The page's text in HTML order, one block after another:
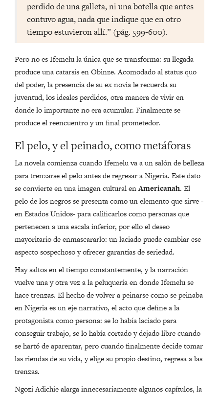
perdido de una galleta, ni una botella que antes
contuvo agua, nada que indique que en otro
tiempo estuvieron allí.” (pág. 599-600).
Pero no es Ifemelu la única que se transforma: su llegada
produce una catarsis en Obinze. Acomodado al status quo
del poder, la presencia de su ex novia le recuerda su
juventud, los ideales perdidos, otra manera de vivir en
donde lo importante no era acumular. Finalmente se
produce el reencuentro y un final prometedor.
El pelo, y el peinado, como metáforas
La novela comienza cuando Ifemelu va a un salón de belleza
para trenzarse el pelo antes de regresar a Nigeria. Este dato
se convierte en una imagen cultural enAmericanah. El
pelo de los negros se presenta como un elemento que sirve -
en Estados Unidos- para calificarlos como personas que
pertenecen a una escala inferior, por ello el deseo
mayoritario de enmascararlo: un laciado puede cambiar ese
aspecto sospechoso y ofrecer garantías de seriedad.
Hay saltos en el tiempo constantemente, y la narración
vuelve una y otra vez a la peluquería en donde Ifemelu se
hace trenzas. El hecho de volver a peinarse como se peinaba
en Nigeria es un eje narrativo, el acto que define a la
protagonista como persona: se lo había laciado para
conseguir trabajo, se lo había cortado y dejado libre cuando
se hartó de aparentar, pero cuando finalmente decide tomar
las riendas de su vida, y elige su propio destino, regresa a las
trenzas.
Ngozi Adichie alarga innecesariamente algunos capítulos, la